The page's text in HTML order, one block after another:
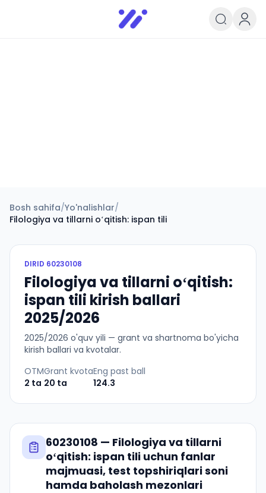
Infoedu
Ta&#039;lim xabarlari va
Bosh sahifa/Yo'nalishlar/
Filologiya va tillarni oʻqitish: ispan tili
DIRID 60230108
Filologiya va tillarni oʻqitish:
ispan tili kirish ballari
2025/2026
2025/2026 o'quv yili — grant va shartnoma bo'yicha
kirish ballari va kvotalar.
OTM
2 ta
Grant kvota
20 ta
Eng past ball
124.3
60230108 — Filologiya va tillarni
oʻqitish: ispan tili uchun fanlar
majmuasi, test topshiriqlari soni
hamda baholash mezonlari